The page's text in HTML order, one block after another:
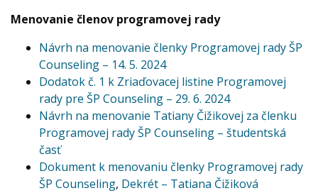
Menovanie členov programovej rady
Návrh na menovanie členky Programovej rady ŠP
Counseling – 14. 5. 2024
Dodatok č. 1 k Zriaďovacej listine Programovej
rady pre ŠP Counseling – 29. 6. 2024
Návrh na menovanie Tatiany Čižikovej za členku
Programovej rady ŠP Counseling – študentská
časť
Dokument k menovaniu členky Programovej rady
ŠP Counseling, Dekrét – Tatiana Čižiková